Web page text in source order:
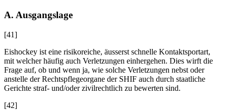
A. Ausgangslage
[41]
Eishockey ist eine risikoreiche, äusserst schnelle Kontaktsportart,
mit welcher häufig auch Verletzungen einhergehen. Dies wirft die
Frage auf, ob und wenn ja, wie solche Verletzungen nebst oder
anstelle der Rechtspflegeorgane der SHIF auch durch staatliche
Gerichte straf- und/oder zivilrechtlich zu bewerten sind.
[42]